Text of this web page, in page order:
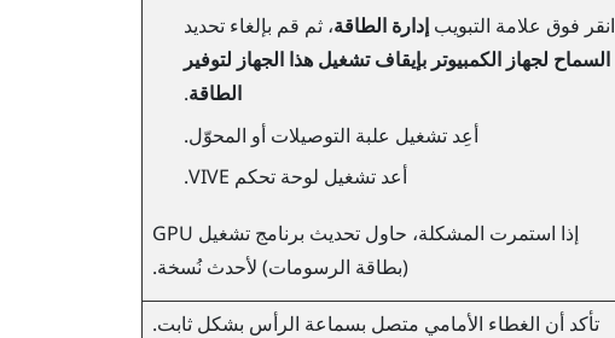
انقر فوق علامة التبويبإدارة الطاقة، ثم قم بإلغاء تحديد
السماح لجهاز الكمبيوتر بإيقاف تشغيل هذا الجهاز لتوفير
الطاقة.
أعِد تشغيل علبة التوصيلات أو المحوّل.
أعد تشغيل لوحة تحكم VIVE .
إذا استمرت المشكلة، حاول تحديث برنامج تشغيل GPU
(بطاقة الرسومات) لأحدث نُسخة.
تأكد أن الغطاء الأمامي متصل بسماعة الرأس بشكل ثابت.